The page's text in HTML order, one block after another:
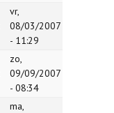
vr,
08/03/2007
- 11:29
zo,
09/09/2007
- 08:34
ma,